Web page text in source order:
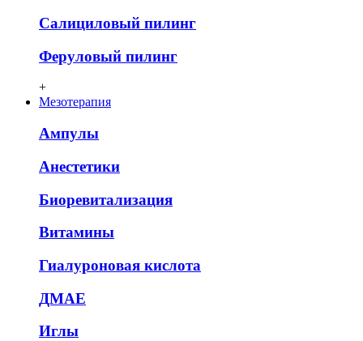
Салициловый пилинг
Феруловый пилинг
+
Мезотерапия
Ампулы
Анестетики
Биоревитализация
Витамины
Гиалуроновая кислота
ДМАЕ
Иглы